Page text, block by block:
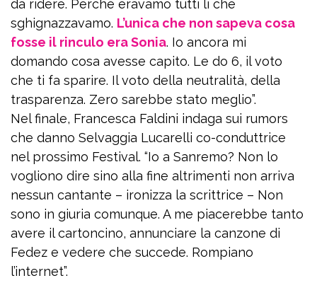
da ridere. Perché eravamo tutti lì che
sghignazzavamo. L’unica che non sapeva cosa
fosse il rinculo era Sonia. Io ancora mi
domando cosa avesse capito. Le do 6, il voto
che ti fa sparire. Il voto della neutralità, della
trasparenza. Zero sarebbe stato meglio”.
Nel finale, Francesca Faldini indaga sui rumors
che danno Selvaggia Lucarelli co-conduttrice
nel prossimo Festival. “Io a Sanremo? Non lo
vogliono dire sino alla fine altrimenti non arriva
nessun cantante – ironizza la scrittrice – Non
sono in giuria comunque. A me piacerebbe tanto
avere il cartoncino, annunciare la canzone di
Fedez e vedere che succede. Rompiano
l’internet”.